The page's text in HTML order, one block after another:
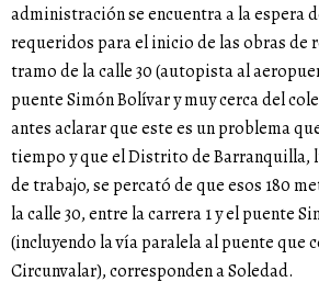
administración se encuentra a la espera
requeridos para el inicio de las obras de
tramo de la calle 30 (autopista al
puente Simón Bolívar y muy cerca del
antes aclarar que este es un problema
tiempo y que el Distrito de Barranquilla,
de trabajo, se percató de que esos 180
la calle 30, entre la carrera 1 y el puente
(incluyendo la vía paralela al puente que
Circunvalar), corresponden a Soledad.